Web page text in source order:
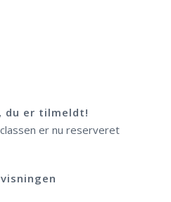
du er tilmeldt!
er nu reserveret